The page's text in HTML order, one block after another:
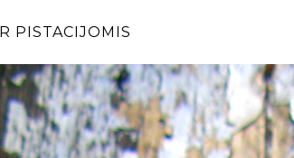
PISTACIJOMIS